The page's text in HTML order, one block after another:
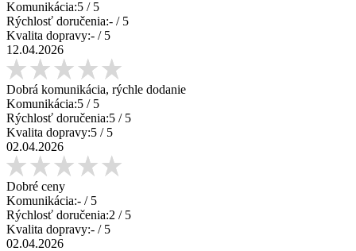
Komunikácia:5 / 5
Rýchlosť doručenia:- / 5
Kvalita dopravy:- / 5
12.04.2026
Dobrá komunikácia, rýchle dodanie
Komunikácia:5 / 5
Rýchlosť doručenia:5 / 5
Kvalita dopravy:5 / 5
02.04.2026
Dobré ceny
Komunikácia:- / 5
Rýchlosť doručenia:2 / 5
Kvalita dopravy:- / 5
02.04.2026